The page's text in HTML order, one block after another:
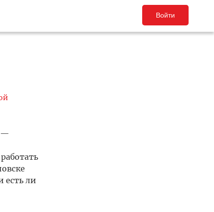
Войти
—
есть ли